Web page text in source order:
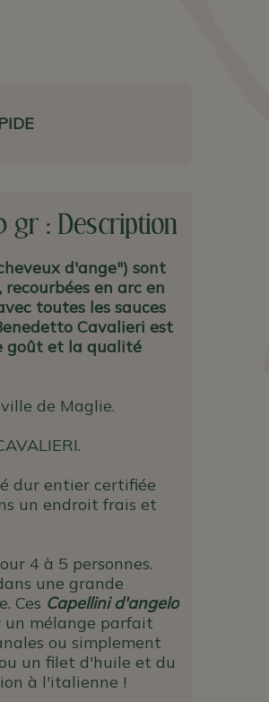
gr : Description
d'ange") sont
en arc en
toutes les sauces
Cavalieri est
goût et la qualité
de Maglie.
dur entier certifiée
un endroit frais et
4 à 5 personnes.
une grande
Ces Capellini d'angelo
un mélange parfait
ou simplement
un filet d'huile et du
à l'italienne !